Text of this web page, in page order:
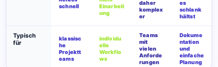
schnell
Einarbeit
ung
daher
komplex
er
es
schlank
hältst
Typisch
für
klassisc
he
Projektt
eams
individu
elle
Workflo
ws
Teams
mit
vielen
Anforde
rungen
Dokume
ntation
und
einfache
Planung